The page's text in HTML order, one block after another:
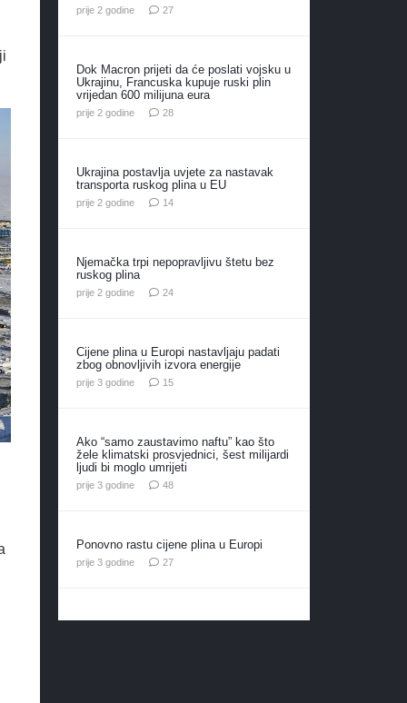
prije 2 godine 27komentara
Dok Macron prijeti da će poslati vojsku u
Ukrajinu, Francuska kupuje ruski plin
vrijedan 600 milijuna eura
prije 2 godine 28komentara
Ukrajina postavlja uvjete za nastavak
transporta ruskog plina u EU
prije 2 godine 14komentara
Njemačka trpi nepopravljivu štetu bez
ruskog plina
prije 2 godine 24komentara
Cijene plina u Europi nastavljaju padati
zbog obnovljivih izvora energije
prije 3 godine 15komentara
Ako “samo zaustavimo naftu” kao što
žele klimatski prosvjednici, šest milijardi
ljudi bi moglo umrijeti
prije 3 godine 48komentara
Ponovno rastu cijene plina u Europi
prije 3 godine 27komentara